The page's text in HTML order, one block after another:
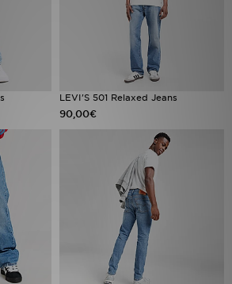
LEVI'S 501 Relaxed Jeans
90,00€